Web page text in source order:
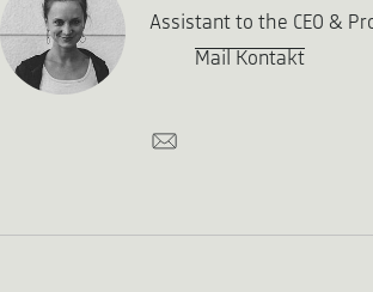
Assistant to the CEO &
Mail Kontakt